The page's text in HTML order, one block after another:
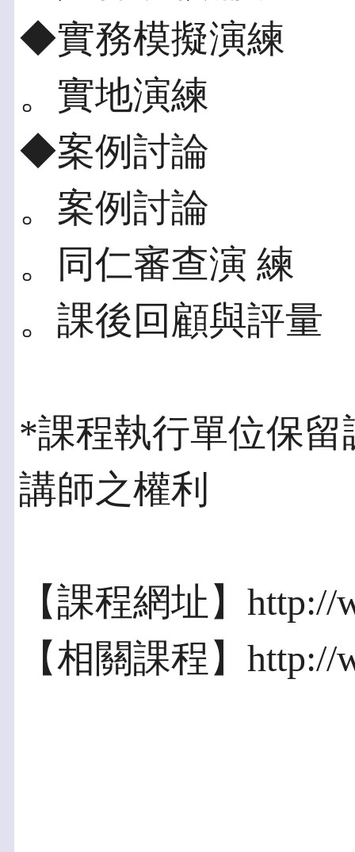
◆實務模擬演練
。實地演練
◆案例討論
。案例討論
。同仁審查演 練
。課後回顧與評量
*課程執行單位保
講師之權利
【課程網址】
【相關課程】